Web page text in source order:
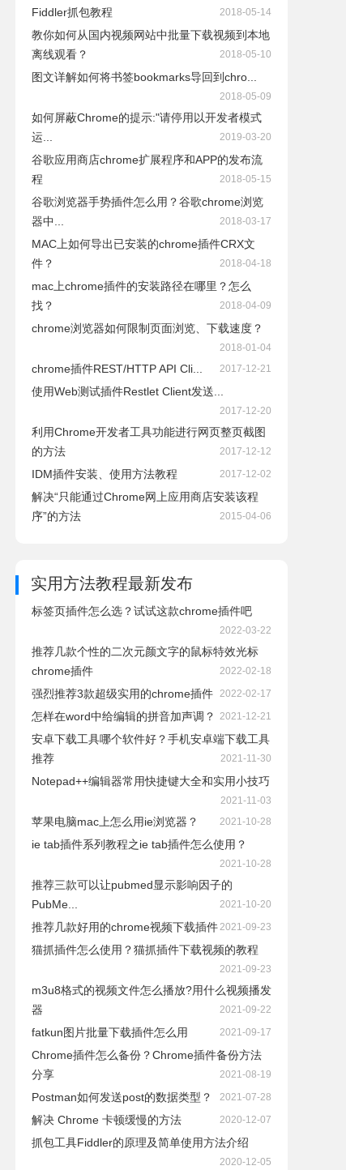
Fiddler抓包教程 2018-05-14
教你如何从国内视频网站中批量下载视频到本地
离线观看？
2018-05-10
图文详解如何将书签bookmarks导回到chro...
2018-05-09
如何屏蔽Chrome的提示:"请停用以开发者模式
运...
2019-03-20
谷歌应用商店chrome扩展程序和APP的发布流
程
2018-05-15
谷歌浏览器手势插件怎么用？谷歌chrome浏览
器中...
2018-03-17
MAC上如何导出已安装的chrome插件CRX文
件？
2018-04-18
mac上chrome插件的安装路径在哪里？怎么
找？
2018-04-09
chrome浏览器如何限制页面浏览、下载速度？
2018-01-04
chrome插件REST/HTTP API Cli... 2017-12-21
使用Web测试插件Restlet Client发送...
2017-12-20
利用Chrome开发者工具功能进行网页整页截图
的方法
2017-12-12
IDM插件安装、使用方法教程 2017-12-02
解决“只能通过Chrome网上应用商店安装该程
序”的方法
2015-04-06
实用方法教程最新发布
标签页插件怎么选？试试这款chrome插件吧
2022-03-22
推荐几款个性的二次元颜文字的鼠标特效光标
chrome插件
2022-02-18
强烈推荐3款超级实用的chrome插件 2022-02-17
怎样在word中给编辑的拼音加声调？ 2021-12-21
安卓下载工具哪个软件好？手机安卓端下载工具
推荐
2021-11-30
Notepad++编辑器常用快捷键大全和实用小技巧
2021-11-03
苹果电脑mac上怎么用ie浏览器？ 2021-10-28
ie tab插件系列教程之ie tab插件怎么使用？
2021-10-28
推荐三款可以让pubmed显示影响因子的
PubMe...
2021-10-20
推荐几款好用的chrome视频下载插件2021-09-23
猫抓插件怎么使用？猫抓插件下载视频的教程
2021-09-23
m3u8格式的视频文件怎么播放?用什么视频播发
器
2021-09-22
fatkun图片批量下载插件怎么用 2021-09-17
Chrome插件怎么备份？Chrome插件备份方法
分享
2021-08-19
Postman如何发送post的数据类型？ 2021-07-28
解决 Chrome 卡顿缓慢的方法 2020-12-07
抓包工具Fiddler的原理及简单使用方法介绍
2020-12-05